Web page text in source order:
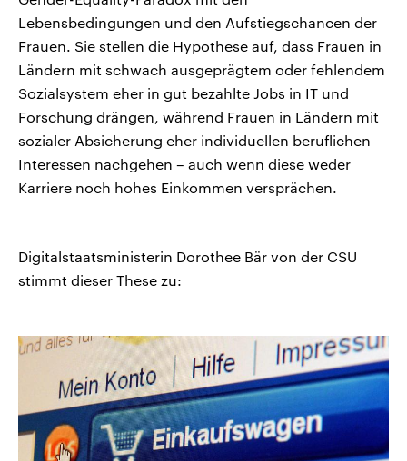
Lebensbedingungen und den Aufstiegschancen der
Frauen. Sie stellen die Hypothese auf, dass Frauen in
Ländern mit schwach ausgeprägtem oder fehlendem
Sozialsystem eher in gut bezahlte Jobs in IT und
Forschung drängen, während Frauen in Ländern mit
sozialer Absicherung eher individuellen beruflichen
Interessen nachgehen – auch wenn diese weder
Karriere noch hohes Einkommen versprächen.
Digitalstaatsministerin Dorothee Bär von der CSU
stimmt dieser These zu: